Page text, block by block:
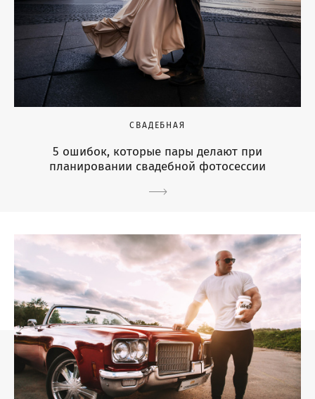
СВАДЕБНАЯ
5 ошибок, которые пары делают при
планировании свадебной фотосессии